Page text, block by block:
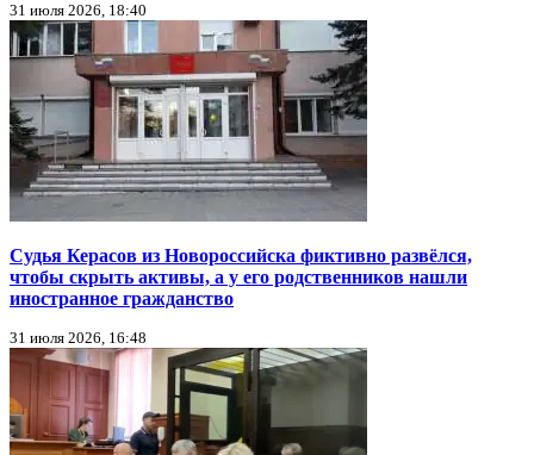
31 июля 2026, 18:40
Судья Керасов из Новороссийска фиктивно развёлся,
чтобы скрыть активы, а у его родственников нашли
иностранное гражданство
31 июля 2026, 16:48